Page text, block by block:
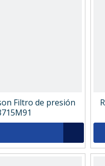
Filtro de presión